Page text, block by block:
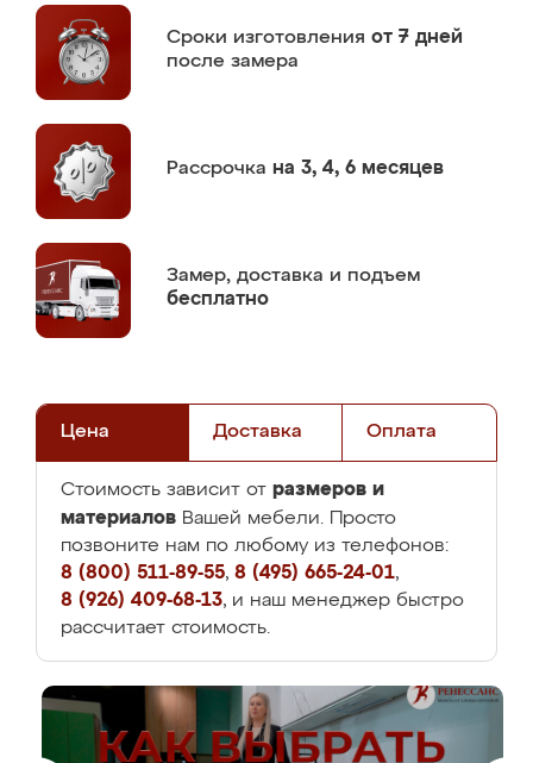
Сроки изготовления от 7 дней
после замера
Рассрочка на 3, 4, 6 месяцев
Замер, доставка и подъем
бесплатно
Цена Доставка Оплата
Стоимость зависит от размеров и
материалов Вашей мебели. Просто
позвоните нам по любому из телефонов:
8 (800) 511-89-55, 8 (495) 665-24-01,
8 (926) 409-68-13, и наш менеджер быстро
рассчитает стоимость.